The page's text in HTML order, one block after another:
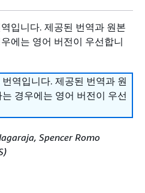
입니다. 제공된 번역과 원본
에는 영어 버전이 우선합니
역입니다. 제공된 번역과 원
경우에는 영어 버전이 우선
Spencer Romo